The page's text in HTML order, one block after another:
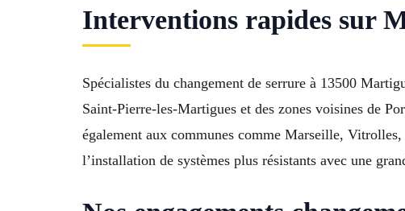
Interventions rapides sur
Spécialistes du changement de serrure à 13500
Saint-Pierre-les-Martigues et des zones voisines de
également aux communes comme Marseille,
l’installation de systèmes plus résistants avec une